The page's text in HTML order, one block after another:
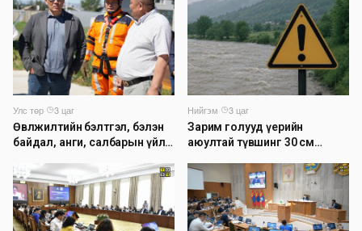
Улс төр·
3 цаг
Өвөлжилтийн бэлтгэл, бэлэн
байдал, анги, салбарын үйл
Нийгэм·
3 цаг
Зарим голууд үерийн
аюултай түвшинг 30 см